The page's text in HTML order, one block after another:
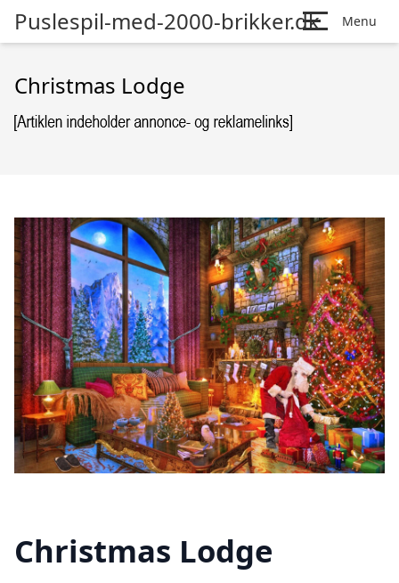
Puslespil-med-2000-brikker.dk Menu
Christmas Lodge
Christmas Lodge